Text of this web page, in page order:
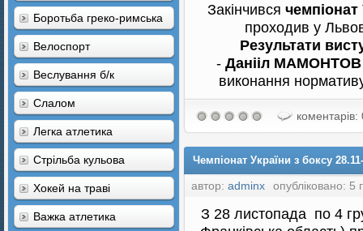
Боротьба греко-римська
Велоспорт
Веслування б/к
Cлалом
Легка атлетика
Стрільба кульова
Хокей на траві
Важка атлетика
Закінчився
проходив у
Результати
- Данііл
виконання
коментарів:
Чемпіонат України з боксу
автор: adminx опубліковано: 5
З 28 листопада по 4